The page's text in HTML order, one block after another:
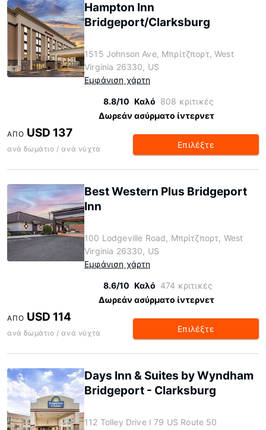
Hampton Inn
Bridgeport/Clarksburg
1515 Johnson Ave, Μπρίτζπορτ, West
Virginia 26330, US
Εμφάνιση χάρτη
8.8/10 Καλό 808 κριτικές
Δωρεάν ασύρματο ίντερνετ
ΑΠΌ USD 137
ανά δωμάτιο / ανά νύχτα Επιλέξτε
Best Western Plus Bridgeport
Inn
100 Lodgeville Road, Μπρίτζπορτ, West
Virginia 26330, US
Εμφάνιση χάρτη
8.6/10 Καλό 474 κριτικές
Δωρεάν ασύρματο ίντερνετ
ΑΠΌ USD 114
ανά δωμάτιο / ανά νύχτα Επιλέξτε
Days Inn & Suites by Wyndham
Bridgeport - Clarksburg
112 Tolley Drive I 79 US Route 50